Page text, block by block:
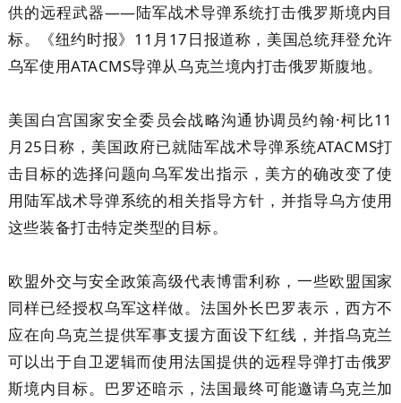
供的远程武器——陆军战术导弹系统打击俄罗斯境内目
标。《纽约时报》11月17日报道称，美国总统拜登允许
乌军使用ATACMS导弹从乌克兰境内打击俄罗斯腹地。
美国白宫国家安全委员会战略沟通协调员约翰·柯比11
月25日称，美国政府已就陆军战术导弹系统ATACMS打
击目标的选择问题向乌军发出指示，美方的确改变了使
用陆军战术导弹系统的相关指导方针，并指导乌方使用
这些装备打击特定类型的目标。
欧盟外交与安全政策高级代表博雷利称，一些欧盟国家
同样已经授权乌军这样做。法国外长巴罗表示，西方不
应在向乌克兰提供军事支援方面设下红线，并指乌克兰
可以出于自卫逻辑而使用法国提供的远程导弹打击俄罗
斯境内目标。巴罗还暗示，法国最终可能邀请乌克兰加